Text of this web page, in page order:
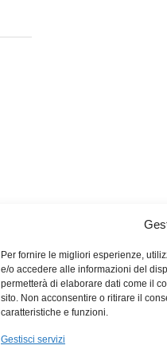
Per fornire le migliori esperienze,
e/o accedere alle informazioni del
permetterà di elaborare dati come il
sito. Non acconsentire o ritirare il
caratteristiche e funzioni.
Gestisci servizi
MIGROS TICINO